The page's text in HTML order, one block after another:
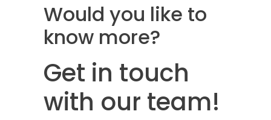
Would you like to
know more?
Get in touch
with our team!